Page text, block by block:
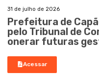
31 de julho de 2026
Prefeitura de
pelo Tribunal de
onerar futuras
Acessar